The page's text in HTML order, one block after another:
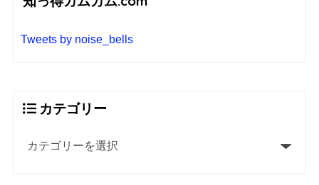
Tweets by noise_bells
カテゴリー